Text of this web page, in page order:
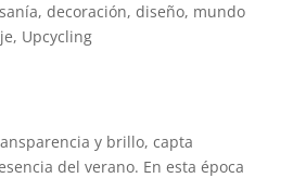
, decoración, diseño, mundo
, Upcycling
y brillo, capta
del verano. En esta época